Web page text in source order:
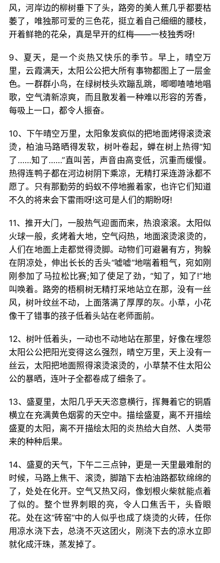
风，河岸边的柳树垂下了头，路旁的美人蕉几乎都要枯
萎了，唯独那可爱的三色花，挺立着自己细细的腰枝，
开着鲜艳的花朵，真是早开的红梅——一枝独秀呀!
9、夏天，是一个炎热又快乐的季节。早上，晴空万
里，云霞满天，太阳公公把大所有事物都图上了一层金
色。一群群小鸟，在绿树枝头欢蹦乱跳，唧唧喳喳地唱
歌，空气清新凉爽，而且散发着一种难以形容的芳香，
每吸上一口，都令人振奋。
10、下午晴空万里，太阳象发疯似的把地面烤得滚烫滚
烫，柏油马路晒得发软，树叶卷起，蝉在树上热得“知
了……知了……”直叫苦，声音由高变低，沉重而缓慢。
热得连鸭子都在河边树阴下乘凉，无精打采连游泳都不
愿了。只有那勤劳的蚂蚁不停地搬着家，也许它们知道
不久的将来会下雷雨呀!这可是人们的期盼呀!
11、推开大门，一股热气迎面而来，热浪滚滚。太阳似
火球一般，炙烤着大地，空气闷热，地面滚烫滚烫的，
人们在地面上走都觉得烫脚。动物们可避暑有方，狗躲
在阴凉处，伸出长长的舌头“嘘嘘”地喘着粗气，宛如刚
刚参加了马拉松比赛;知了使足了劲，“知了，知了!”地
叫唤着。路旁的梧桐树无精打采地站立在那，没有一丝
风，树叶纹丝不动，上面落满了厚厚的灰。小草，小花
像干了错事的孩子低着头站在老师面前。
12、树叶低着头，一动也不动地站在那里，好像在埋怨
太阳公公把阳光变得这么强烈，晴空万里，天上没有一
丝云，太阳把地面照得滚烫滚烫的，小草禁不住太阳公
公的暴晒，连叶子全都卷成了细条了。
13、盛夏里，太阳几乎天天恣意横行，挥舞着它的铜盾
横立在充满黄色烟雾的天空中。描绘盛夏，离不开描绘
盛夏的太阳，离不开描绘太阳的炎热给大自然、人类带
来的种种后果。
14、盛夏的天气，下午二三点钟，更是一天里最难耐的
时候，马路上焦干、滚烫，脚踏下去柏油路都软绵绵的
了，处处在化开。空气又热又闷，像划根火柴就能点着
了似的。整个世界刺眼的亮，令人口焦舌干，头昏眼
花。处在这“砖窑”中的人似乎也成了烧烫的火砖，任你
用凉水浇下去，总浇不灭这团火，刚浇下去的凉水立即
就化成汗珠，蒸发掉了。